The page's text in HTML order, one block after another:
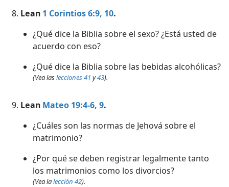
Lean 1 Corintios 6:9, 10.
¿Qué dice la Biblia sobre el sexo? ¿Está usted de
acuerdo con eso?
¿Qué dice la Biblia sobre las bebidas alcohólicas?
(Vea laslecciones 41 y43).
Lean Mateo 19:4-6, 9.
¿Cuáles son las normas de Jehová sobre el
matrimonio?
¿Por qué se deben registrar legalmente tanto
los matrimonios como los divorcios?
(Vea lalección 42).